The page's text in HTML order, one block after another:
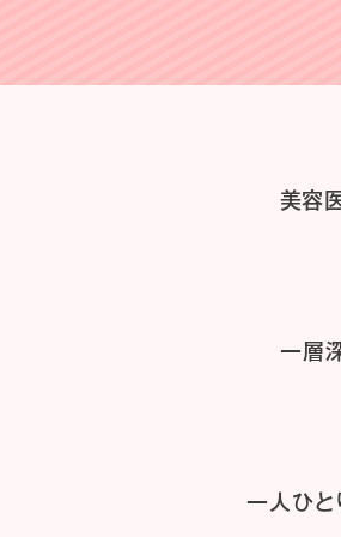
美容
一層
一人ひと